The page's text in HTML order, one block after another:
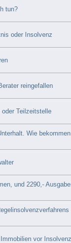
tun?
oder Insolvenz
reingefallen
Teilzeitstelle
Wie
und 2290,-
vor